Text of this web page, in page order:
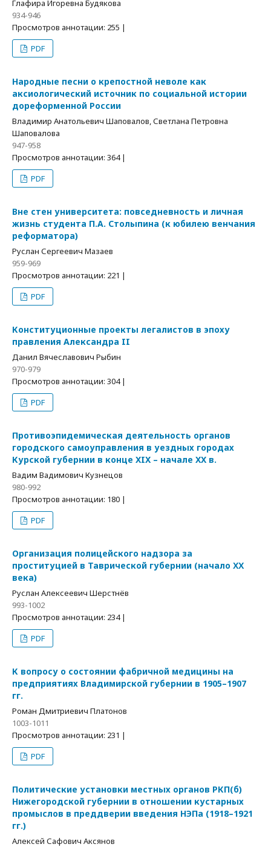
Глафира Игоревна Будякова
934-946
Просмотров аннотации: 255 |
PDF
Народные песни о крепостной неволе как
аксиологический источник по социальной истории
дореформенной России
Владимир Анатольевич Шаповалов, Светлана Петровна
Шаповалова
947-958
Просмотров аннотации: 364 |
PDF
Вне стен университета: повседневность и личная
жизнь студента П.А. Столыпина (к юбилею венчания
реформатора)
Руслан Сергеевич Мазаев
959-969
Просмотров аннотации: 221 |
PDF
Конституционные проекты легалистов в эпоху
правления Александра II
Данил Вячеславович Рыбин
970-979
Просмотров аннотации: 304 |
PDF
Противоэпидемическая деятельность органов
городского самоуправления в уездных городах
Курской губернии в конце XIX – начале XX в.
Вадим Вадимович Кузнецов
980-992
Просмотров аннотации: 180 |
PDF
Организация полицейского надзора за
проституцией в Таврической губернии (начало ХХ
века)
Руслан Алексеевич Шерстнёв
993-1002
Просмотров аннотации: 234 |
PDF
К вопросу о состоянии фабричной медицины на
предприятиях Владимирской губернии в 1905–1907
гг.
Роман Дмитриевич Платонов
1003-1011
Просмотров аннотации: 231 |
PDF
Политические установки местных органов РКП(б)
Нижегородской губернии в отношении кустарных
промыслов в преддверии введения НЭПа (1918–1921
гг.)
Алексей Сафович Аксянов